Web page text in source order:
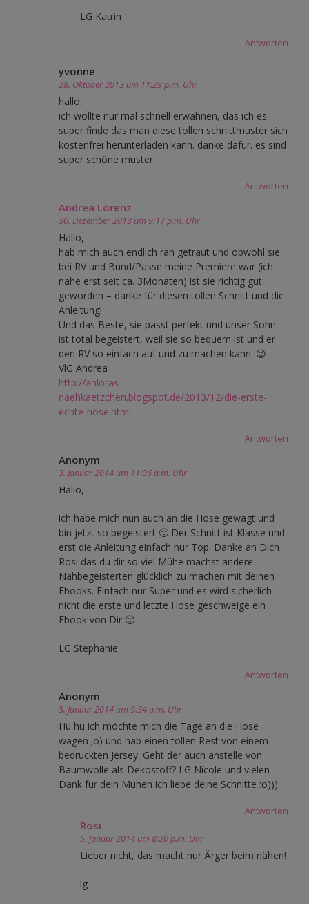
LG Katrin
Antworten
yvonne
28. Oktober 2013 um 11:29 p.m. Uhr
hallo,
ich wollte nur mal schnell erwähnen, das ich es
super finde das man diese tollen schnittmuster sich
kostenfrei herunterladen kann. danke dafür. es sind
super schöne muster
Antworten
Andrea Lorenz
30. Dezember 2013 um 9:17 p.m. Uhr
Hallo,
hab mich auch endlich ran getraut und obwohl sie
bei RV und Bund/Passe meine Premiere war (ich
nähe erst seit ca. 3Monaten) ist sie richtig gut
geworden – danke für diesen tollen Schnitt und die
Anleitung!
Und das Beste, sie passt perfekt und unser Sohn
ist total begeistert, weil sie so bequem ist und er
den RV so einfach auf und zu machen kann. 😉
VlG Andrea
http://anloras-
naehkaetzchen.blogspot.de/2013/12/die-erste-
echte-hose.html
Antworten
Anonym
3. Januar 2014 um 11:06 a.m. Uhr
Hallo,
ich habe mich nun auch an die Hose gewagt und
bin jetzt so begeistert 🙂 Der Schnitt ist Klasse und
erst die Anleitung einfach nur Top. Danke an Dich
Rosi das du dir so viel Mühe machst andere
Nähbegeisterten glücklich zu machen mit deinen
Ebooks. Einfach nur Super und es wird sicherlich
nicht die erste und letzte Hose geschweige ein
Ebook von Dir 🙂
LG Stephanie
Antworten
Anonym
5. Januar 2014 um 9:34 a.m. Uhr
Hu hu ich möchte mich die Tage an die Hose
wagen ;o) und hab einen tollen Rest von einem
bedruckten Jersey. Geht der auch anstelle von
Baumwolle als Dekostoff? LG Nicole und vielen
Dank für dein Mühen ich liebe deine Schnitte :o)))
Antworten
Rosi
5. Januar 2014 um 8:20 p.m. Uhr
Lieber nicht, das macht nur Ärger beim nähen!
lg